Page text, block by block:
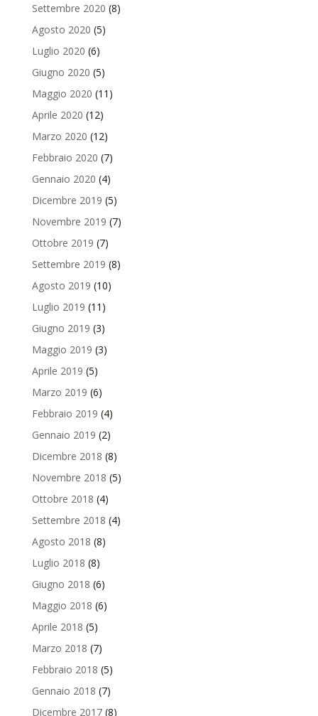
Settembre 2020 (8)
Agosto 2020 (5)
Luglio 2020 (6)
Giugno 2020 (5)
Maggio 2020 (11)
Aprile 2020 (12)
Marzo 2020 (12)
Febbraio 2020 (7)
Gennaio 2020 (4)
Dicembre 2019 (5)
Novembre 2019 (7)
Ottobre 2019 (7)
Settembre 2019 (8)
Agosto 2019 (10)
Luglio 2019 (11)
Giugno 2019 (3)
Maggio 2019 (3)
Aprile 2019 (5)
Marzo 2019 (6)
Febbraio 2019 (4)
Gennaio 2019 (2)
Dicembre 2018 (8)
Novembre 2018 (5)
Ottobre 2018 (4)
Settembre 2018 (4)
Agosto 2018 (8)
Luglio 2018 (8)
Giugno 2018 (6)
Maggio 2018 (6)
Aprile 2018 (5)
Marzo 2018 (7)
Febbraio 2018 (5)
Gennaio 2018 (7)
Dicembre 2017(8)